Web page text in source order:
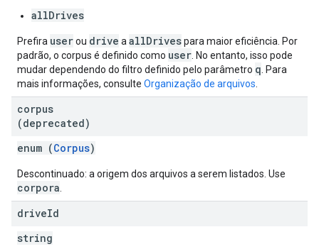
allDrives
Prefira userou drive a allDrivespara maior eficiência. Por
padrão, o corpus é definido como user . No entanto, isso pode
mudar dependendo do filtro definido pelo parâmetro q . Para
mais informações, consulte Organização de arquivos
corpus
(deprecated)
enum (Corpus)
Descontinuado: a origem dos arquivos a serem listados. Use
corpora
driveId
string